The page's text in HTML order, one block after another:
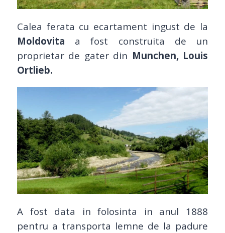
Calea ferata cu ecartament ingust de la
Moldovita a fost construita de un
proprietar de gater din Munchen, Louis
Ortlieb.
A fost data in folosinta in anul 1888
pentru a transporta lemne de la padure